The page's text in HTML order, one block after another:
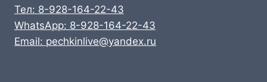
Тел: 8-928-164-22-43
WhatsApp: 8-928-164-22-43
Email: pechkinlive@yandex.ru